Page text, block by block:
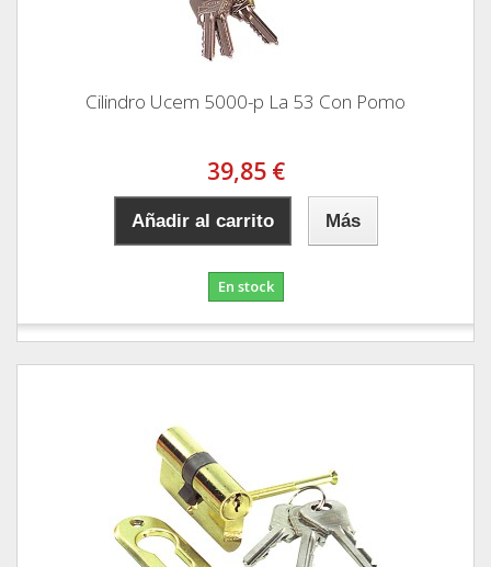
Cilindro Ucem 5000-p La 53 Con Pomo
39,85 €
Añadir al carrito Más
En stock